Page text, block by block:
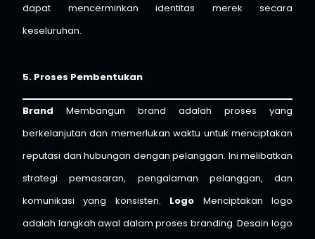
dapat mencerminkan identitas merek secara
keseluruhan.
5. Proses Pembentukan
Brand Membangun brand adalah proses yang
berkelanjutan dan memerlukan waktu untuk menciptakan
reputasi dan hubungan dengan pelanggan. Ini melibatkan
strategi pemasaran, pengalaman pelanggan, dan
komunikasi yang konsisten. Logo Menciptakan logo
adalah langkah awal dalam proses branding. Desain logo